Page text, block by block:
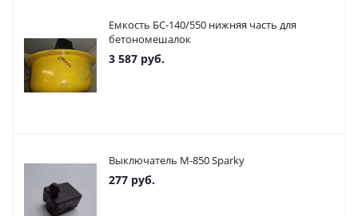
Емкость БС-140/550 нижняя часть для
бетономешалок
3 587 руб.
Выключатель М-850 Sparky
277 руб.